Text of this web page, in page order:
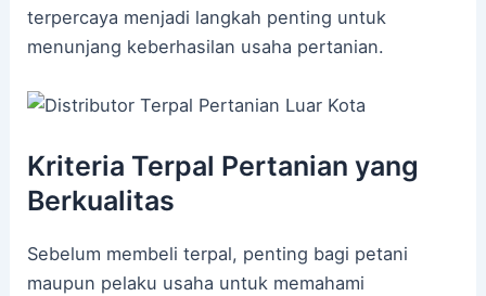
terpercaya menjadi langkah penting untuk
menunjang keberhasilan usaha pertanian.
Kriteria Terpal Pertanian yang
Berkualitas
Sebelum membeli terpal, penting bagi petani
maupun pelaku usaha untuk memahami